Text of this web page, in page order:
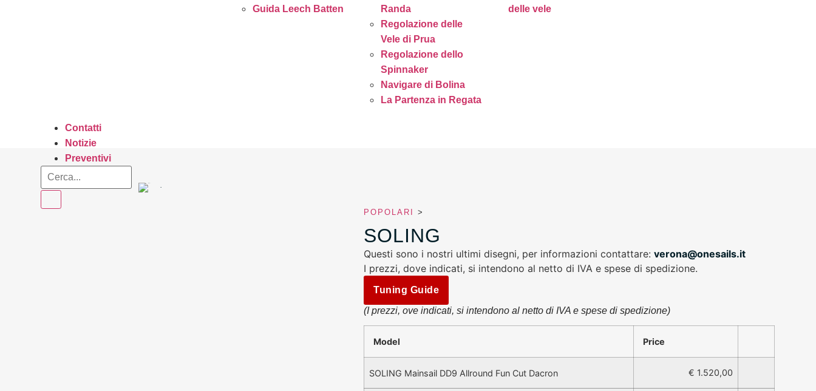
Guida Leech Batten
Randa
Regolazione delle
Vele di Prua
Regolazione dello
Spinnaker
Navigare di Bolina
La Partenza in Regata
delle vele
Contatti
Notizie
Preventivi
POPOLARI >
SOLING
Questi sono i nostri ultimi disegni, per informazioni contattare:verona@onesails.it
I prezzi, dove indicati, si intendono al netto di IVA e spese di spedizione.
Tuning Guide
(I prezzi, ove indicati, si intendono al netto di IVA e spese di spedizione)
Model Price
SOLING Mainsail DD9 Allround Fun Cut Dacron € 1.520,00